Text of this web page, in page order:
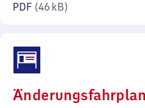
PDF (46 kB)
Änderungsfahrplan